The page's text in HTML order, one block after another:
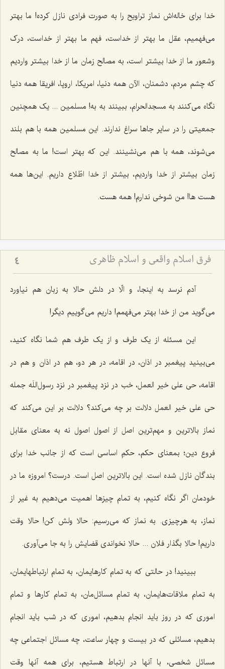
خدا برای خاله‌اش نماز تراویح را به صورت فرادی نازل کرده! ما بهتر
می‌فهمیم، عقل ما بهتر از خداست، فهم ما بهتر از خداست، درک
وشعور ما از خدا بیشتر است، به مصالح زمان ما از خدا بیشتر واردیم
که چشم مردم، دشمنان، الآن همه دنیا، امریکا، اروپا، افریقا همه دنیا
نگاه می‌کنند به مسجدالحرام، ببینند به به! مسلمین ... یک همچنین
جمعیتی را در سایر جاها سراغ ندارند. این مسلمین همه با هم بلند
می‌شوند، همه با هم می‌نشینند. این که بهتر است! ما به مصالح
زمان بیشتر از خدا واردیم، بیشتر از خدا اطّلاع داریم. این‌ها همه
هست ها! من شوخی ندارم! همه هست.
فرق اسلام واقعی و اسلام ظاهری 4
آدم نرسد به اینجا، و الّا در دلش حالا به زبان هم نیاورد
می‌گوید من از خدا بهتر می‌فهمم! داریم می‌گوییم دیگر!
این مسئله از یک طرف و از یک طرف هم شما نگاه کنید،
می‌بینید پیغمبر در اذان، در اقامه، در هر دو، هم در اذان و هم در
اقامه، حی علی خیر العمل، خب در نزد پیغمبر در نزد رسول‌اللَه جمله
حی علی خیر العمل دلالت بر چه می‌کند؟ دلالت بر این می‌کند که
نماز بالاترین و مهم‌ترین اصل از اصول اصول نه به معنای مقابل
فروع دین؛ بمعنای حکم، حکمِ اساسی است که از جانب خدا برای
بندگان نازل شده است. این بالاترین اصل است. درست؟ امروزه ما در
خودمان اگر نگاه کنیم، به تمام چیزها اهمیت می‌دهیم به غیر از
نماز، به هرچیزی. به نماز که می‌رسیم: حالا ولش کن! حالا وقت
داریم! حالا بگذار فلان ... حالا نخواندی قضایش را به جا می‌آوری.
ببینید! در حالتی که به تمام کارهایمان، به تمام ارتباطهایمان،
به تمام ملاقات‌هایمان، به تمام مسائل‌مان، به تمام کارها و تمام
اموری که در روز باید انجام بدهیم، اموری که در شب باید انجام
بدهیم، مسائلی که در بیست و چهار ساعت، چه مسائل اجتماعی چه
مسائل شخصی، با آنها در ارتباط هستیم، برای همه آنها وقت